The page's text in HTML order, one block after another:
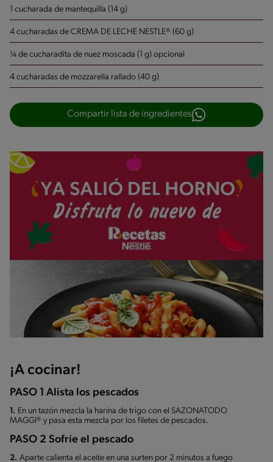
1 cucharada de mantequilla (14 g)
4 cucharadas de CREMA DE LECHE NESTLE® (60 g)
¼ de cucharadita de nuez moscada (1 g) opcional
4 cucharadas de mozzarella rallado (40 g)
Compartir lista de ingredientes
¡A cocinar!
PASO 1 Alista los pescados
1. En un tazón mezcla la harina de trigo con el SAZONATODO
MAGGI® y pasa esta mezcla por los filetes de pescados.
PASO 2 Sofríe el pescado
2. Aparte calienta el aceite en una surten por 2 minutos a fuego